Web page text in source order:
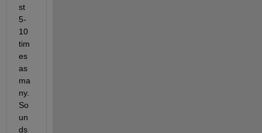
st
5-
10
tim
es
as
ma
ny.
So
un
ds